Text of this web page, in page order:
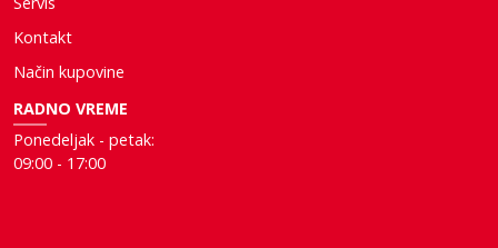
Kontakt
Način kupovine
RADNO VREME
Ponedeljak - petak:
09:00 - 17:00